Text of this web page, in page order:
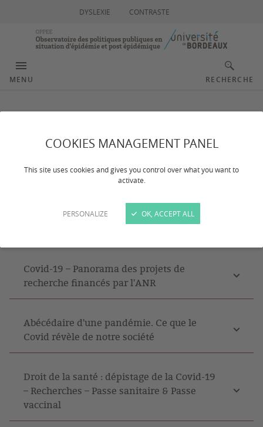
COOKIES MANAGEMENT PANEL
This site uses cookies and gives you control over what you want to
activate.
PERSONALIZE OK, ACCEPT ALL
DYSLEXIE CONTRASTE
MENU RECHERCHE
ENQUÊTES ET ANALYSES
Covid-19 – Panorama des projets de
recherche financés par l'ANR
Abécédaire d'une pandémie. Ce que le
Covid révèle de notre société
Droit de la santé : dépistage de la Covid-19
– Recherches – Passe sanitaire & Passe
vaccinal